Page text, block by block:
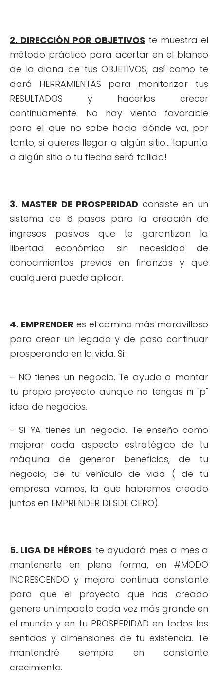
2. DIRECCIÓN POR OBJETIVOS te muestra el
método práctico para acertar en el blanco
de la diana de tus OBJETIVOS, así como te
dará HERRAMIENTAS para monitorizar tus
RESULTADOS y hacerlos crecer
continuamente. No hay viento favorable
para el que no sabe hacia dónde va, por
tanto, si quieres llegar a algún sitio... !apunta
a algún sitio o tu flecha será fallida!
3. MASTER DE PROSPERIDAD consiste en un
sistema de 6 pasos para la creación de
ingresos pasivos que te garantizan la
libertad económica sin necesidad de
conocimientos previos en finanzas y que
cualquiera puede aplicar.
4. EMPRENDER es el camino más maravilloso
para crear un legado y de paso continuar
prosperando en la vida. Si:
- NO tienes un negocio. Te ayudo a montar
tu propio proyecto aunque no tengas ni "p"
idea de negocios.
- Si YA tienes un negocio. Te enseño como
mejorar cada aspecto estratégico de tu
máquina de generar beneficios, de tu
negocio, de tu vehículo de vida ( de tu
empresa vamos, la que habremos creado
juntos en EMPRENDER DESDE CERO).
5. LIGA DE HÉROES te ayudará mes a mes a
mantenerte en plena forma, en #MODO
INCRESCENDO y mejora continua constante
para que el proyecto que has creado
genere un impacto cada vez más grande en
el mundo y en tu PROSPERIDAD en todos los
sentidos y dimensiones de tu existencia. Te
mantendré siempre en constante
crecimiento.